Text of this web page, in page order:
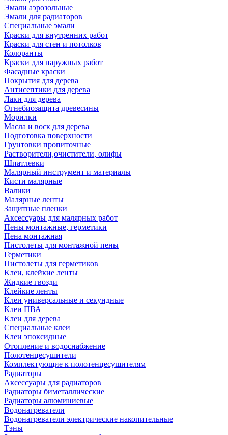
Эмали аэрозольные
Эмали для радиаторов
Специальные эмали
Краски для внутренних работ
Краски для стен и потолков
Колоранты
Краски для наружных работ
Фасадные краски
Покрытия для дерева
Антисептики для дерева
Лаки для дерева
Огнебиозащита древесины
Морилки
Масла и воск для дерева
Подготовка поверхности
Грунтовки пропиточные
Растворители,очистители, олифы
Шпатлевки
Малярный инструмент и материалы
Кисти малярные
Валики
Малярные ленты
Защитные пленки
Аксессуары для малярных работ
Пены монтажные, герметики
Пена монтажная
Пистолеты для монтажной пены
Герметики
Пистолеты для герметиков
Клеи, клейкие ленты
Жидкие гвозди
Клейкие ленты
Клеи универсальные и секундные
Клеи ПВА
Клеи для дерева
Специальные клеи
Клеи эпоксидные
Отопление и водоснабжение
Полотенцесушители
Комплектующие к полотенцесушителям
Радиаторы
Аксессуары для радиаторов
Радиаторы биметаллические
Радиаторы алюминиевые
Водонагреватели
Водонагреватели электрические накопительные
Тэны